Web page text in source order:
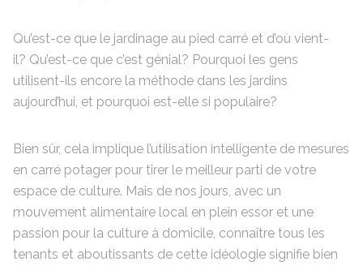
Qu’est-ce que le jardinage au pied carré et d’où vient-
il? Qu’est-ce que c’est génial? Pourquoi les gens
utilisent-ils encore la méthode dans les jardins
aujourd’hui, et pourquoi est-elle si populaire?
Bien sûr, cela implique l’utilisation intelligente de mesures
en carré potager pour tirer le meilleur parti de votre
espace de culture. Mais de nos jours, avec un
mouvement alimentaire local en plein essor et une
passion pour la culture à domicile, connaître tous les
tenants et aboutissants de cette idéologie signifie bien